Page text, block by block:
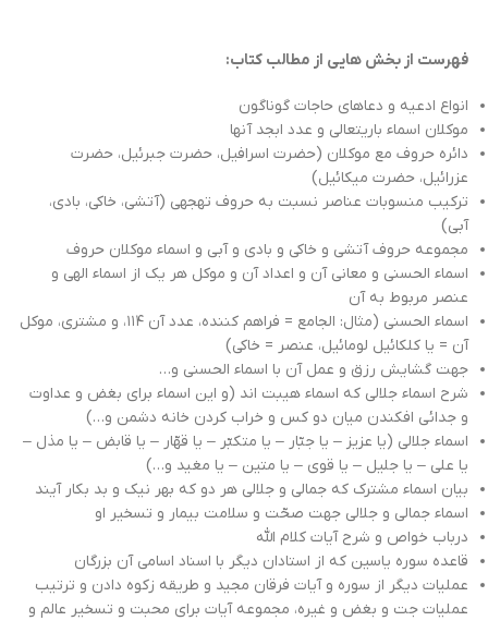
فهرست از بخش هایی از مطالب کتاب:
انواع ادعیه و دعاهای حاجات گوناگون
موکلان اسماء باریتعالی و عدد ابجد آنها
دائره حروف مع موکلان (حضرت اسرافیل، حضرت جبرئیل، حضرت
عزرائیل، حضرت میکائیل)
ترکیب منسوبات عناصر نسبت به حروف تهجهی (آتشی، خاکی، بادی،
آبی)
مجموعه حروف آتشی و خاکی و بادی و آبی و اسماء موکلان حروف
اسماء الحسنی و معانی آن و اعداد آن و موکل هر یک از اسماء الهی و
عنصر مربوط به آن
اسماء الحسنی (مثال: الجامع = فراهم کننده، عدد آن ۱۱۴، و مشتری، موکل
آن = یا کلکائیل لومائیل، عنصر = خاکی)
جهت گشایش رزق و عمل آن با اسماء الحسنی و…
شرح اسماء جلالی که اسماء هیبت اند (و این اسماء برای بغض و عداوت
و جدائی افکندن میان دو کس و خراب کردن خانه دشمن و…)
اسماء جلالی (یا عزیز – یا جبّار – یا متکبّر – یا قهّار – یا قابض – یا مذل –
یا علی – یا جلیل – یا قوی – یا متین – یا مغید و…)
بیان اسماء مشترک که جمالی و جلالی هر دو که بهر نیک و بد بکار آیند
اسماء جمالی و جلالی جهت صحّت و سلامت بیمار و تسخیر او
درباب خواص و شرح آیات کلام الله
قاعده سوره یاسین که از استادان دیگر با اسناد اسامی آن بزرگان
عملیات دیگر از سوره و آیات فرقان مجید و طریقه زکوه دادن و ترتیب
عملیات جت و بغض و غیره، مجموعه آیات برای محبت و تسخیر عالم و